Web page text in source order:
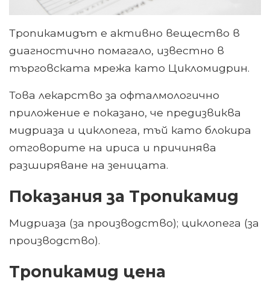
Тропикамидът е активно вещество в
диагностично помагало, известно в
търговската мрежа като Цикломидрин.
Това лекарство за офталмологично
приложение е показано, че предизвиква
мидриаза и циклопега, тъй като блокира
отговорите на ириса и причинява
разширяване на зеницата.
Показания за Тропикамид
Мидриаза (за производство); циклопега (за
производство).
Тропикамид цена